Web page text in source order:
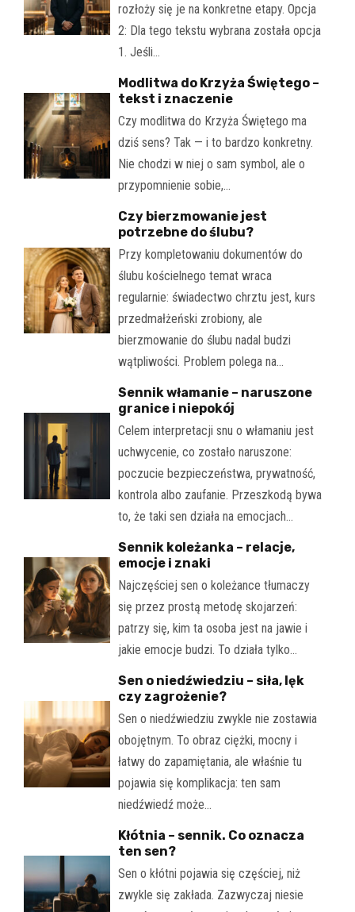
rozłoży się je na konkretne etapy. Opcja
2: Dla tego tekstu wybrana została opcja
1. Jeśli…
Modlitwa do Krzyża Świętego –
tekst i znaczenie
Czy modlitwa do Krzyża Świętego ma
dziś sens? Tak — i to bardzo konkretny.
Nie chodzi w niej o sam symbol, ale o
przypomnienie sobie,…
Czy bierzmowanie jest
potrzebne do ślubu?
Przy kompletowaniu dokumentów do
ślubu kościelnego temat wraca
regularnie: świadectwo chrztu jest, kurs
przedmałżeński zrobiony, ale
bierzmowanie do ślubu nadal budzi
wątpliwości. Problem polega na…
Sennik włamanie – naruszone
granice i niepokój
Celem interpretacji snu o włamaniu jest
uchwycenie, co zostało naruszone:
poczucie bezpieczeństwa, prywatność,
kontrola albo zaufanie. Przeszkodą bywa
to, że taki sen działa na emocjach…
Sennik koleżanka – relacje,
emocje i znaki
Najczęściej sen o koleżance tłumaczy
się przez prostą metodę skojarzeń:
patrzy się, kim ta osoba jest na jawie i
jakie emocje budzi. To działa tylko…
Sen o niedźwiedziu – siła, lęk
czy zagrożenie?
Sen o niedźwiedziu zwykle nie zostawia
obojętnym. To obraz ciężki, mocny i
łatwy do zapamiętania, ale właśnie tu
pojawia się komplikacja: ten sam
niedźwiedź może…
Kłótnia – sennik. Co oznacza
ten sen?
Sen o kłótni pojawia się częściej, niż
zwykle się zakłada. Zazwyczaj niesie